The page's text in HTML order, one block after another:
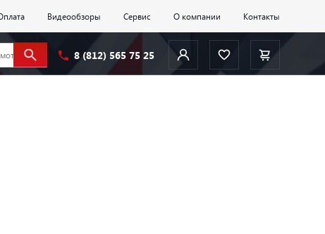
Видеообзоры Сервис О компании Контакты
8 (812) 565 75 25